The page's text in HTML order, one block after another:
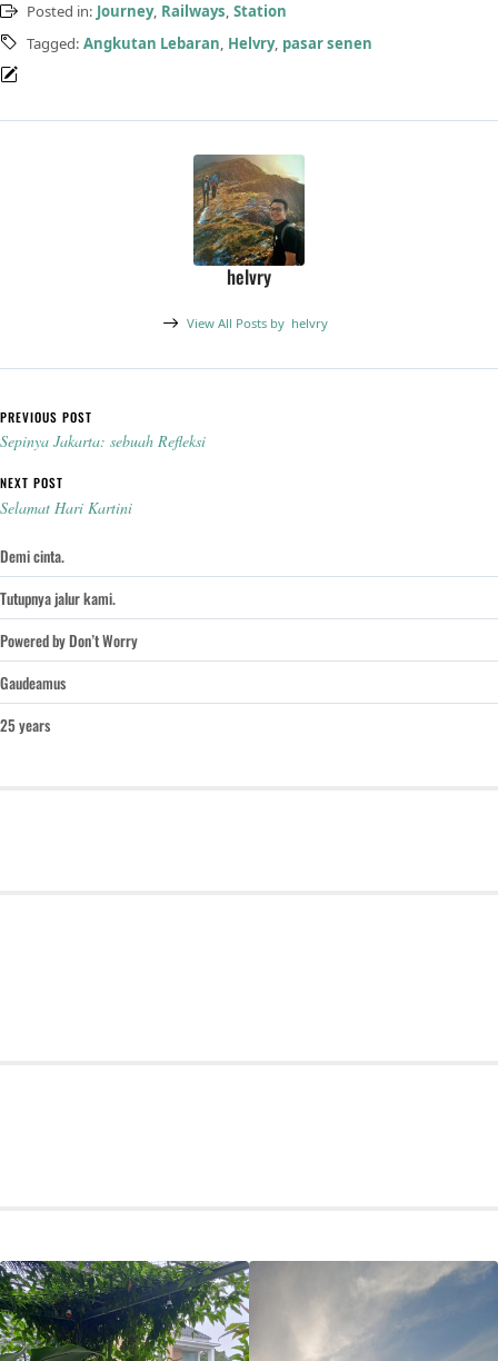
Posted in: Journey, Railways, Station
Tagged: Angkutan Lebaran, Helvry, pasar senen
helvry
View All Posts by helvry
Post navigation
PREVIOUS POST
Sepinya Jakarta: sebuah Refleksi
NEXT POST
Selamat Hari Kartini
Demi cinta.
Tutupnya jalur kami.
Powered by Don’t Worry
Gaudeamus
25 years